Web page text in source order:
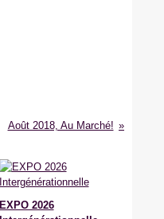
Août 2018, Au Marché!
EXPO 2026